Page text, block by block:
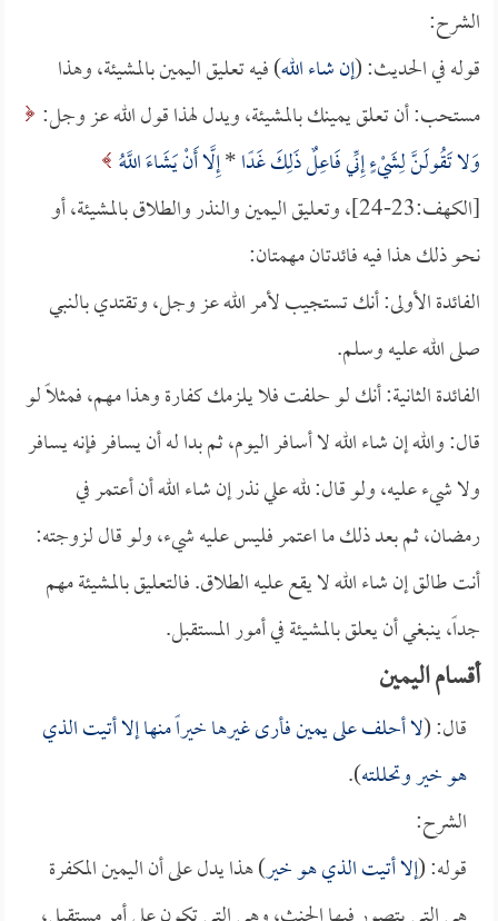
الشرح:
قوله في الحديث: (إن شاء الله) فيه تعليق اليمين بالمشيئة، وهذا
مستحب: أن تعلق يمينك بالمشيئة، ويدل لهذا قول الله عز وجل:
وَلا تَقُولَنَّ لِشَيْءٍ إِنِّي فَاعِلٌ ذَلِكَ غَدًا*إِلَّا أَنْ يَشَاءَ اللَّهُ
[الكهف:23-24]، وتعليق اليمين والنذر والطلاق بالمشيئة، أو
نحو ذلك هذا فيه فائدتان مهمتان:
الفائدة الأولى: أنك تستجيب لأمر الله عز وجل، وتقتدي بالنبي
صلى الله عليه وسلم.
الفائدة الثانية: أنك لو حلفت فلا يلزمك كفارة وهذا مهم، فمثلاً لو
قال: والله إن شاء الله لا أسافر اليوم، ثم بدا له أن يسافر فإنه يسافر
ولا شيء عليه، ولو قال: لله علي نذر إن شاء الله أن أعتمر في
رمضان، ثم بعد ذلك ما اعتمر فليس عليه شيء، ولو قال لزوجته:
أنت طالق إن شاء الله لا يقع عليه الطلاق. فالتعليق بالمشيئة مهم
جداً، ينبغي أن يعلق بالمشيئة في أمور المستقبل.
أقسام اليمين
قال: (لا أحلف على يمين فأرى غيرها خيراً منها إلا أتيت الذي
هو خير وتحللته).
الشرح:
قوله: (إلا أتيت الذي هو خير) هذا يدل على أن اليمين المكفرة